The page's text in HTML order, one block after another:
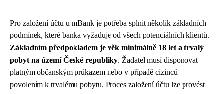
Pro založení účtu u mBank je potřeba splnit několik základních
podmínek, které banka vyžaduje od všech potenciálních klientů.
Základním předpokladem je věk minimálně 18 let a trvalý
pobyt na území České republiky. Žadatel musí disponovat
platným občanským průkazem nebo v případě cizinců
povolením k trvalému pobytu. Proces založení účtu lze provést